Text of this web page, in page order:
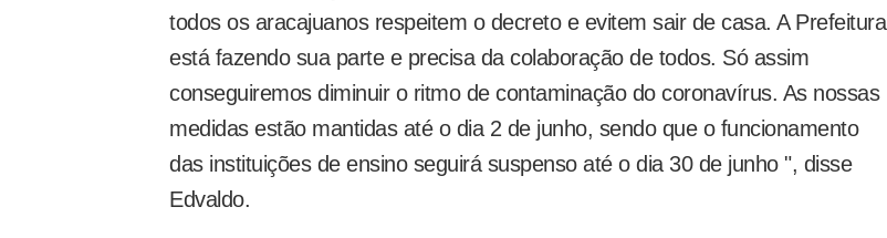
todos os aracajuanos respeitem o decreto e evitem sair de casa. A Prefeitura
está fazendo sua parte e precisa da colaboração de todos. Só assim
conseguiremos diminuir o ritmo de contaminação do coronavírus. As nossas
medidas estão mantidas até o dia 2 de junho, sendo que o funcionamento
das instituições de ensino seguirá suspenso até o dia 30 de junho ", disse
Edvaldo.